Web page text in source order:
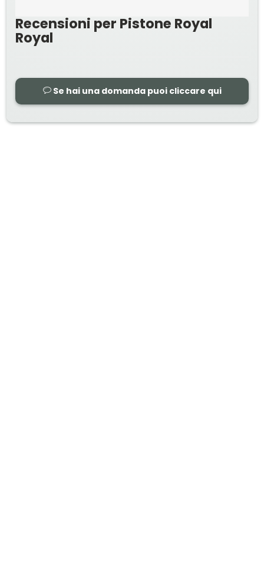
Recensioni per Pistone Royal
Royal
Se hai una domanda puoi cliccare qui